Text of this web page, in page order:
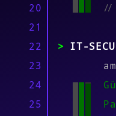
20
21
22
23
24
25
//
IT-